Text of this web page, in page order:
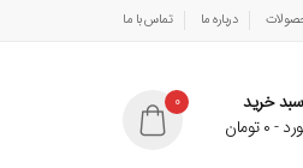
درباره ما تماس با ما
0
سبد خرید
-۰ تومان